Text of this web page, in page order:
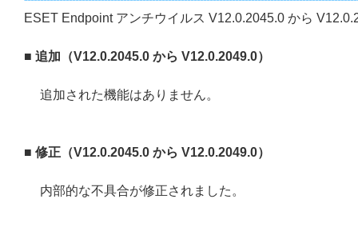
ESET Endpoint アンチウイルス V12.0.2045.0 から
■ 追加（V12.0.2045.0 から V12.0.2049.0）
追加された機能はありません。
■ 修正（V12.0.2045.0 から V12.0.2049.0）
内部的な不具合が修正されました。